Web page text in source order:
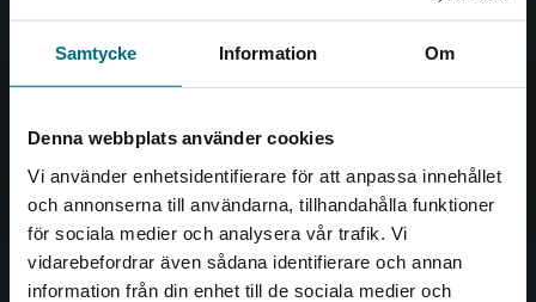
Samtycke Information Om
Denna webbplats använder cookies
Vi använder enhetsidentifierare för att anpassa innehållet
och annonserna till användarna, tillhandahålla funktioner
för sociala medier och analysera vår trafik. Vi
vidarebefordrar även sådana identifierare och annan
information från din enhet till de sociala medier och
Begränsad fraktregion
Nypon och Vilja
Nypon och Vilja förlag ger ut böcker som väcker läslust
såväl barn som vuxna.
Nypon och Vilja förlag är en del av Studentlitteratur.
Kontakta oss
Kontakta oss